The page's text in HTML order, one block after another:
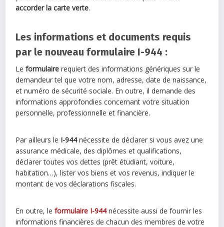
accorder la carte verte.
Les informations et documents requis
par le nouveau formulaire I-944 :
Leformulaire requiert des informations génériques sur le
demandeur tel que votre nom, adresse, date de naissance,
et numéro de sécurité sociale. En outre, il demande des
informations approfondies concernant votre situation
personnelle, professionnelle et financière.
Par ailleurs le I-944nécessite de déclarer si vous avez une
assurance médicale, des diplômes et qualifications,
déclarer toutes vos dettes (prêt étudiant, voiture,
habitation…), lister vos biens et vos revenus, indiquer le
montant de vos déclarations fiscales.
En outre, leformulaire I-944 nécessite aussi de fournir les
informations financières de chacun des membres de votre